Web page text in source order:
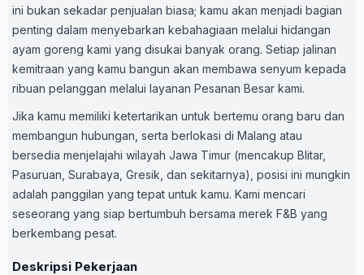
ini bukan sekadar penjualan biasa; kamu akan menjadi bagian
penting dalam menyebarkan kebahagiaan melalui hidangan
ayam goreng kami yang disukai banyak orang. Setiap jalinan
kemitraan yang kamu bangun akan membawa senyum kepada
ribuan pelanggan melalui layanan Pesanan Besar kami.
Jika kamu memiliki ketertarikan untuk bertemu orang baru dan
membangun hubungan, serta berlokasi di Malang atau
bersedia menjelajahi wilayah Jawa Timur (mencakup Blitar,
Pasuruan, Surabaya, Gresik, dan sekitarnya), posisi ini mungkin
adalah panggilan yang tepat untuk kamu. Kami mencari
seseorang yang siap bertumbuh bersama merek F&B yang
berkembang pesat.
Deskripsi Pekerjaan